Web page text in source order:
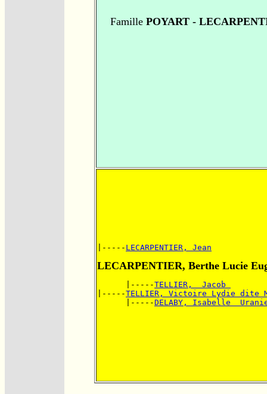
Famille POYART -
|----- LECARPENTIER, Jean
LECARPENTIER, Berthe Lucie
      |-----
TELLIER,  Jacob
|-----TELLIER, Victoire Lydie dite
      |-----
DELABY, Isabelle